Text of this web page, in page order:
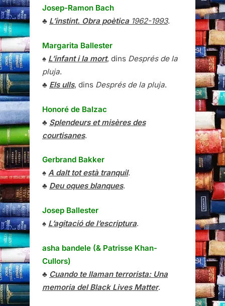
Josep-Ramon Bach
♣ L’instint. Obra poètica1962-1993.
Margarita Ballester
♠ L’infant i la mort, dins Després de la
pluja.
♣ Els ulls, dins Després de la pluja.
Honoré de Balzac
♣ Splendeurs et misères des
courtisanes.
Gerbrand Bakker
♠ A dalt tot està tranquil.
♣ Deu oques blanques.
Josep Ballester
♠ L’agitació de l’escriptura.
asha bandele (& Patrisse Khan-
Cullors)
♣ Cuando te llaman terrorista: Una
memoria del Black Lives Matter.